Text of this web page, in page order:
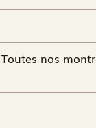
Toutes nos